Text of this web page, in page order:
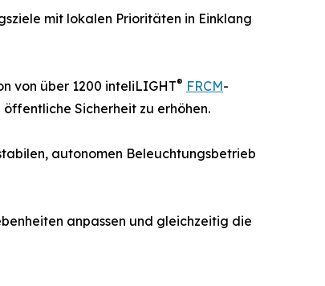
mit lokalen Prioritäten in Einklang
von über 1200 inteliLIGHT® FRCM-
Sicherheit zu erhöhen.
autonomen Beleuchtungsbetrieb
anpassen und gleichzeitig die